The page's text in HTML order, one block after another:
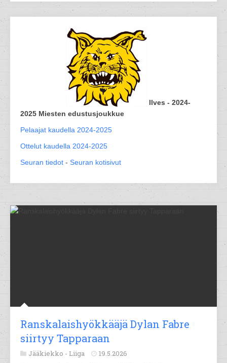
Ilves - 2024-
2025 Miesten edustusjoukkue
Pelaajat kaudella 2024-2025
Ottelut kaudella 2024-2025
Seuran tiedot - Seuran kotisivut
Ranskalaishyökkääjä Dylan Fabre
siirtyy Tapparaan
Jääkiekko - Liiga 19.5.2026